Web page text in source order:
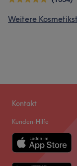
Weitere
Kontakt
Kunden-Hilfe